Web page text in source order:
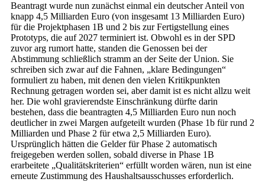
Beantragt wurde nun zunächst einmal ein deutscher Anteil von
knapp 4,5 Milliarden Euro (von insgesamt 13 Milliarden Euro)
für die Projektphasen 1B und 2 bis zur Fertigstellung eines
Prototyps, die auf 2027 terminiert ist. Obwohl es in der SPD
zuvor arg rumort hatte, standen die Genossen bei der
Abstimmung schließlich stramm an der Seite der Union. Sie
schreiben sich zwar auf die Fahnen, „klare Bedingungen“
formuliert zu haben, mit denen den vielen Kritikpunkten
Rechnung getragen worden sei, aber damit ist es nicht allzu weit
her. Die wohl gravierendste Einschränkung dürfte darin
bestehen, dass die beantragten 4,5 Milliarden Euro nun noch
deutlicher in zwei Margen aufgeteilt wurden (Phase 1b für rund 2
Milliarden und Phase 2 für etwa 2,5 Milliarden Euro).
Ursprünglich hätten die Gelder für Phase 2 automatisch
freigegeben werden sollen, sobald diverse in Phase 1B
erarbeitete „Qualitätskriterien“ erfüllt worden wären, nun ist eine
erneute Zustimmung des Haushaltsausschusses erforderlich.